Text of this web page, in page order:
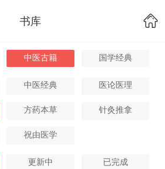
书库
中医古籍 国学经典
中医经典 医论医理
方药本草 针灸推拿
祝由医学
更新中 已完成